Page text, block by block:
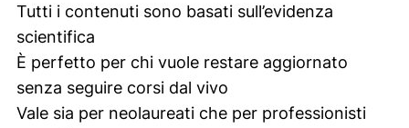
Tutti i contenuti sono basati sull’evidenza
scientifica
È perfetto per chi vuole restare aggiornato
senza seguire corsi dal vivo
Vale sia per neolaureati che per professionisti